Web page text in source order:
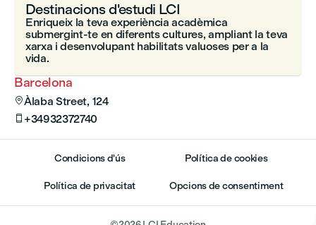
Barcelona
Àlaba Street, 124
 +34932372740
Destinacions d'estudi LCI
Enriqueix la teva experiència acadèmica
submergint-te en diferents cultures, ampliant la teva
xarxa i desenvolupant habilitats valuoses per a la
vida.
Condicions d'ús Política de cookies
Política de privacitat Opcions de consentiment